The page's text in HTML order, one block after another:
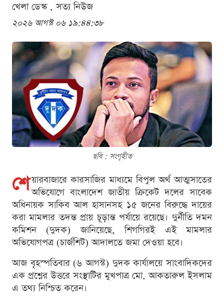
খেলা ডেস্ক . সত্য নিউজ
২০২৬ আগস্ট ০৬ ১৯:৪৪:৩৮
ছবি : সংগৃহীত
শে য়ারবাজারে কারসাজির মাধ্যমে বিপুল অর্থ আত্মসাতের
অভিযোগে বাংলাদেশ জাতীয় ক্রিকেট দলের সাবেক
অধিনায়ক সাকিব আল হাসানসহ ১৫ জনের বিরুদ্ধে দায়ের
করা মামলার তদন্ত প্রায় চূড়ান্ত পর্যায়ে রয়েছে। দুর্নীতি দমন
কমিশন (দুদক) জানিয়েছে, শিগগিরই এই মামলার
অভিযোগপত্র (চার্জশিট) আদালতে জমা দেওয়া হবে।
আজ বৃহস্পতিবার (৬ আগস্ট) দুদক কার্যালয়ে সাংবাদিকদের
এক প্রশ্নের উত্তরে সংস্থাটির মুখপাত্র মো. আকতারুল ইসলাম
এ তথ্য নিশ্চিত করেন।